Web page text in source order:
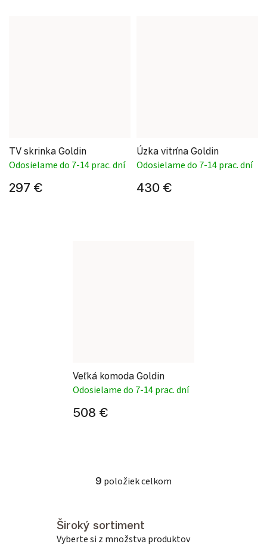
TV skrinka Goldin
Odosielame do 7-14 prac. dní
297 €
Úzka vitrína Goldin
Odosielame do 7-14 prac. dní
430 €
Veľká komoda Goldin
Odosielame do 7-14 prac. dní
508 €
Ovládacie prvky výpisu
9 položiek celkom
Široký sortiment
Vyberte si z množstva produktov